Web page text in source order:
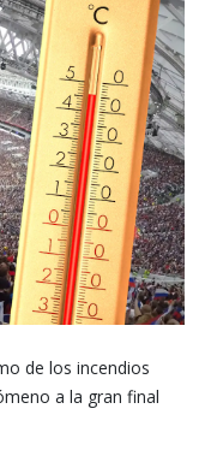
de los incendios
a la gran final